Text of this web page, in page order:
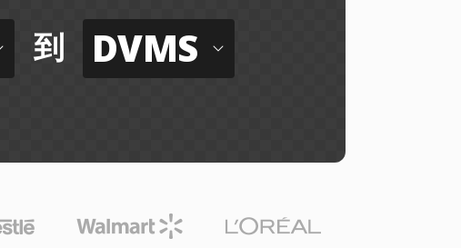
到 DVMS